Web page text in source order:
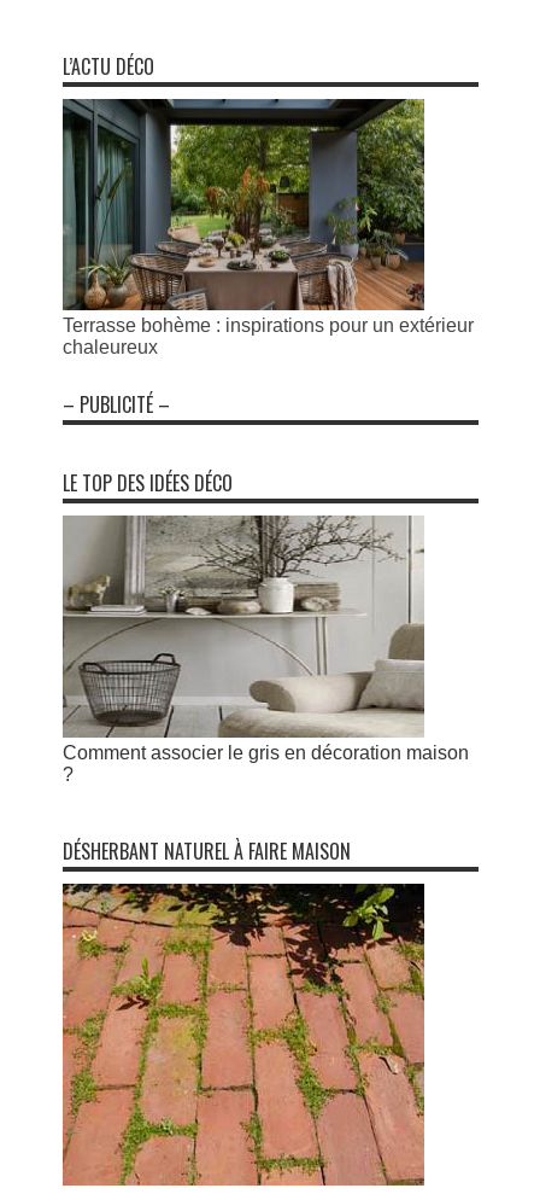
L’ACTU DÉCO
Terrasse bohème : inspirations pour un extérieur
chaleureux
– PUBLICITÉ –
LE TOP DES IDÉES DÉCO
Comment associer le gris en décoration maison
?
DÉSHERBANT NATUREL À FAIRE MAISON